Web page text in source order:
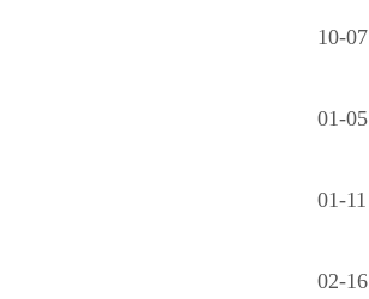
10-07
01-05
01-11
02-16